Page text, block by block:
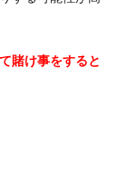
賭け事をすると